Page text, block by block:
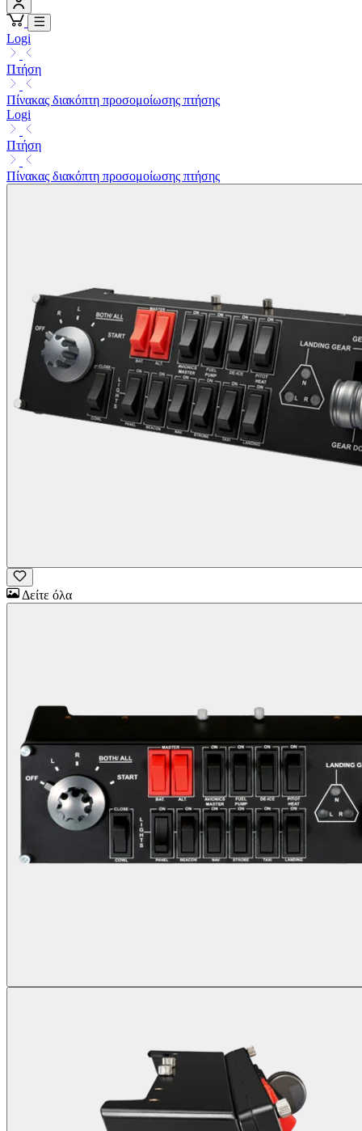
Logi
Πτήση
Πίνακας διακόπτη προσομοίωσης πτήσης
Logi
Πτήση
Πίνακας διακόπτη προσομοίωσης πτήσης
Δείτε όλα